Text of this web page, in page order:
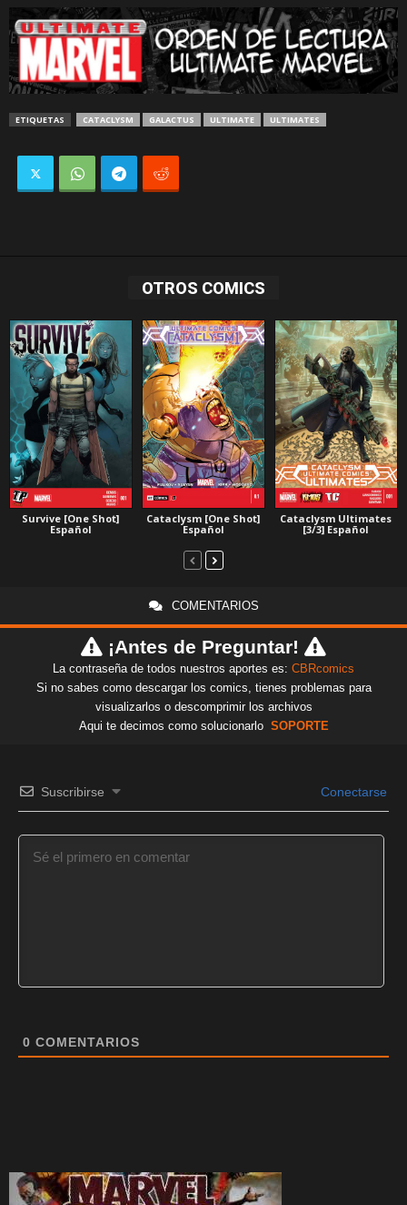
ETIQUETAS CATACLYSM GALACTUS ULTIMATE ULTIMATES
OTROS COMICS
Survive [One Shot]
Español
Cataclysm [One Shot]
Español
Cataclysm Ultimates
[3/3] Español
COMENTARIOS
¡Antes de Preguntar!
La contraseña de todos nuestros aportes es: CBRcomics
Si no sabes como descargar los comics, tienes problemas para
visualizarlos o descomprimir los archivos
Aqui te decimos como solucionarlo SOPORTE
Suscribirse Conectarse
0 COMENTARIOS